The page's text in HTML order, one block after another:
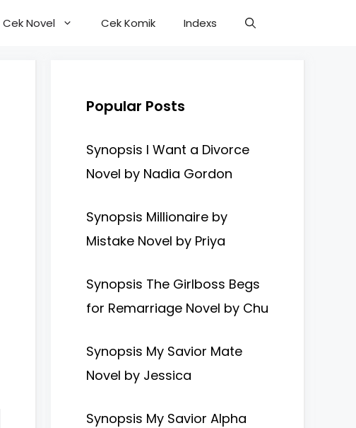
Cek Novel Cek Komik Indexs
Popular Posts
Synopsis I Want a Divorce
Novel by Nadia Gordon
Synopsis Millionaire by
Mistake Novel by Priya
Synopsis The Girlboss Begs
for Remarriage Novel by Chu
Synopsis My Savior Mate
Novel by Jessica
Synopsis My Savior Alpha